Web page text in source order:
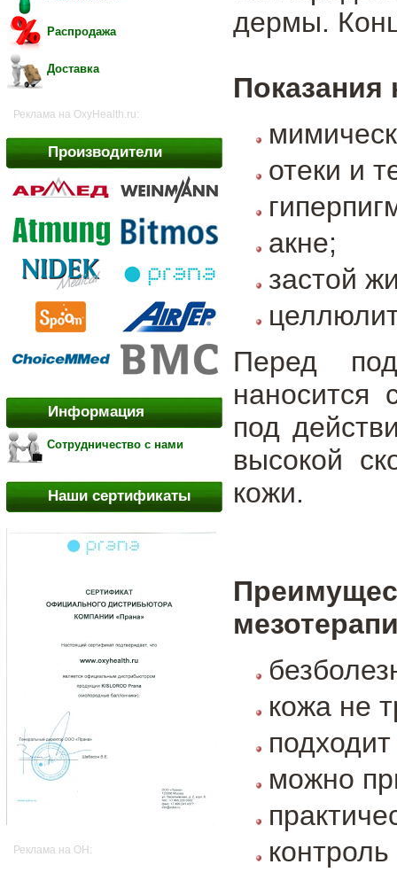
Распродажа
Доставка
Реклама на OxyHealth.ru:
Производители
Информация
Сотрудничество с нами
Наши сертификаты
Реклама на OH:
дермы.
отеки и
акне;
застой
Перед
наносится
под
высокой
кожи.
кожа не
можно